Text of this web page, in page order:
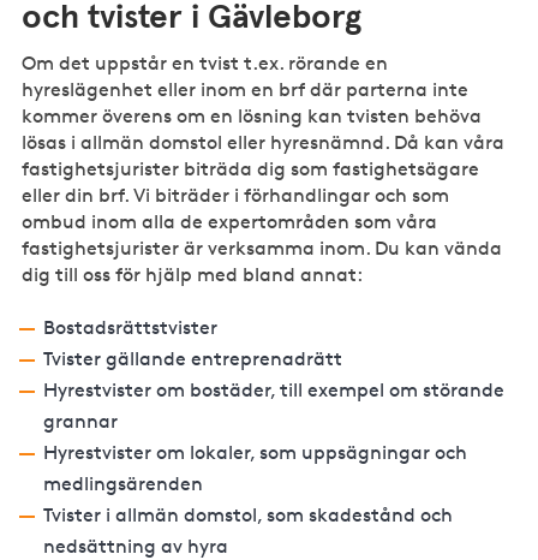
och tvister i Gävleborg
Om det uppstår en tvist t.ex. rörande en
hyreslägenhet eller inom en brf där parterna inte
kommer överens om en lösning kan tvisten behöva
lösas i allmän domstol eller hyresnämnd. Då kan våra
fastighetsjurister biträda dig som fastighetsägare
eller din brf. Vi biträder i förhandlingar och som
ombud inom alla de expertområden som våra
fastighetsjurister är verksamma inom. Du kan vända
dig till oss för hjälp med bland annat:
Bostadsrättstvister
Tvister gällande entreprenadrätt
Hyrestvister om bostäder, till exempel om störande
grannar
Hyrestvister om lokaler, som uppsägningar och
medlingsärenden
Tvister i allmän domstol, som skadestånd och
nedsättning av hyra